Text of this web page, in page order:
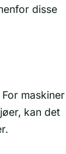
disse
maskiner
kan det